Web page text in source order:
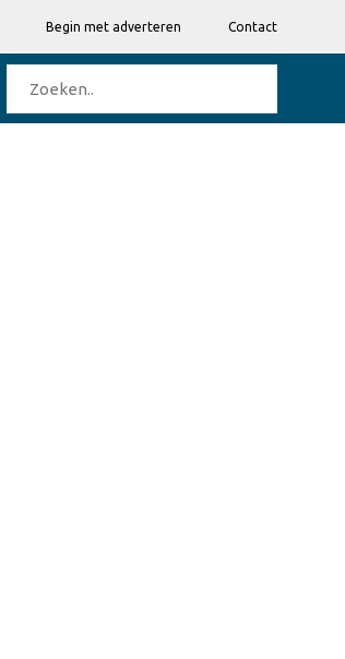
Begin met adverteren Contact